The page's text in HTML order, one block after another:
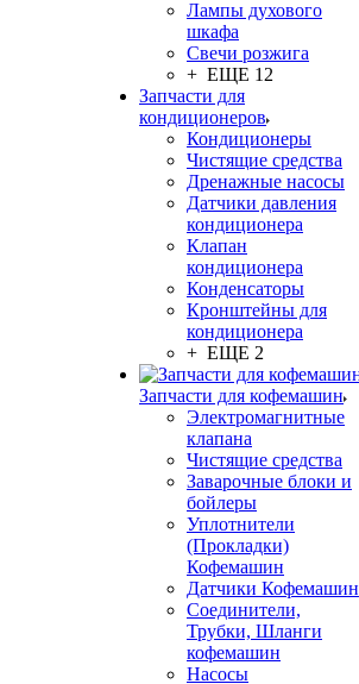
Лампы духового
шкафа
Свечи розжига
+ ЕЩЕ 12
Запчасти для
кондиционеров
Кондиционеры
Чистящие средства
Дренажные насосы
Датчики давления
кондиционера
Клапан
кондиционера
Конденсаторы
Кронштейны для
кондиционера
+ ЕЩЕ 2
Запчасти для кофемашин
Электромагнитные
клапана
Чистящие средства
Заварочные блоки и
бойлеры
Уплотнители
(Прокладки)
Кофемашин
Датчики Кофемашин
Соединители,
Трубки, Шланги
кофемашин
Насосы